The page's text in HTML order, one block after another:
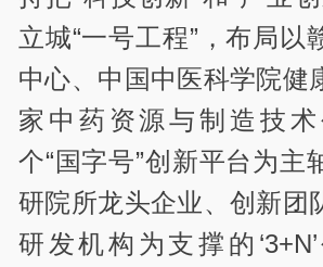
立城“一号工程”，布局以
中心、中国中医科学院健
家中药资源与制造技
个“国字号”创新平台为主
研院所龙头企业、创新团
研发机构为支撑的